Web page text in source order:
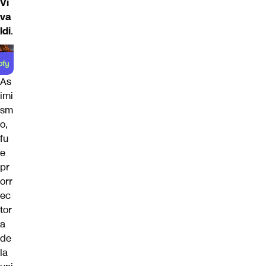
va
ldi.
As
imi
sm
o,
fu
e
pr
orr
ec
tor
a
de
la